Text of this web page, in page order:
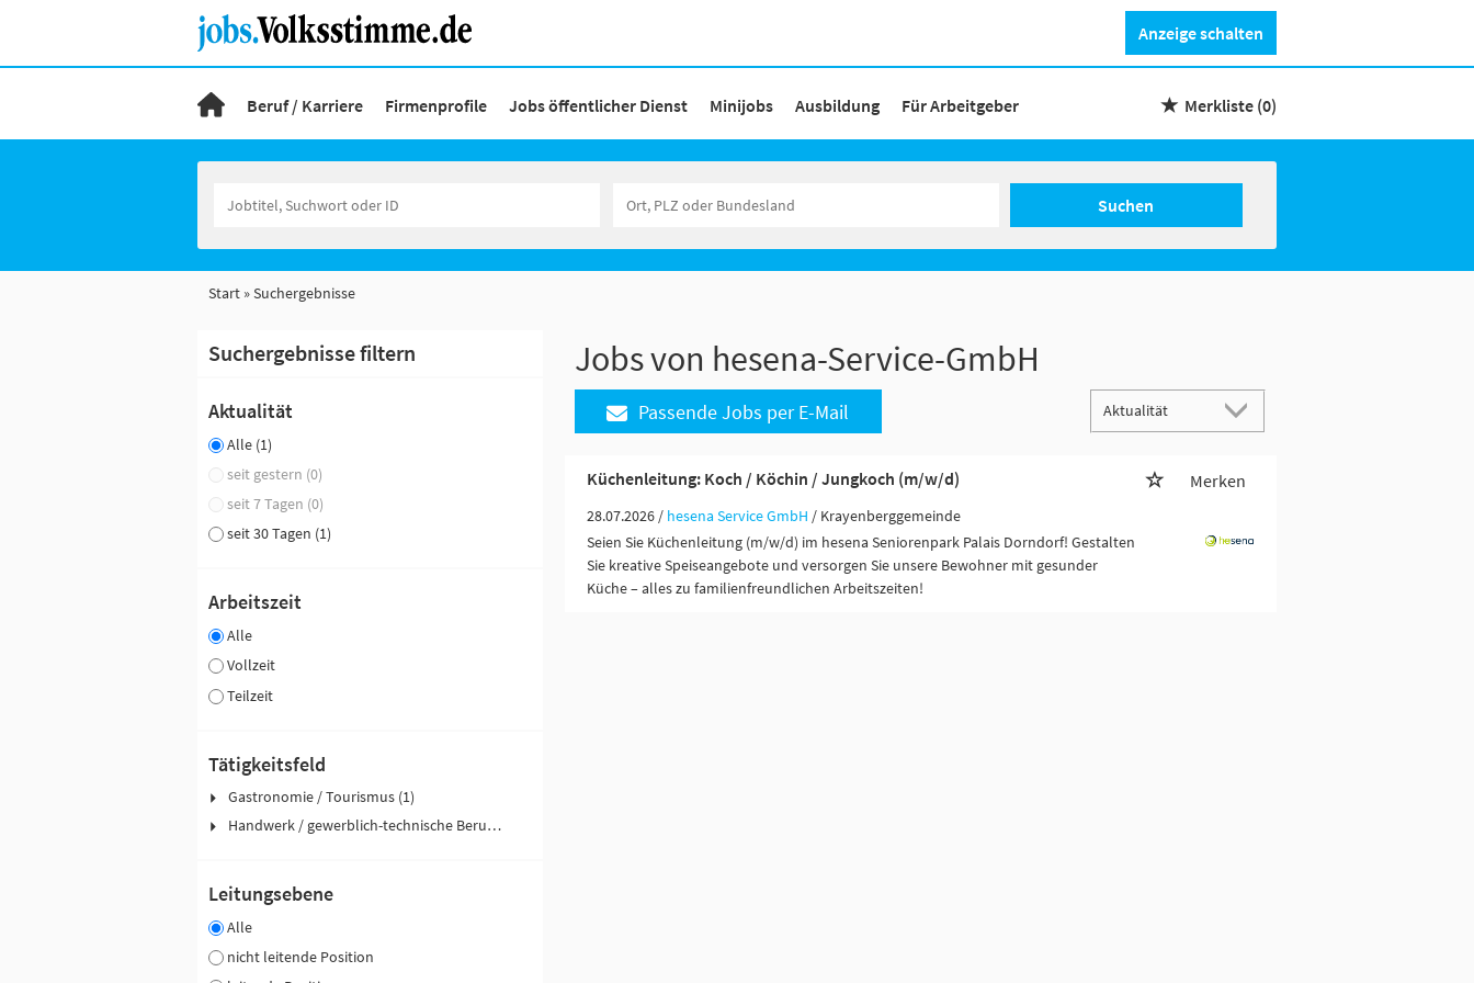
Anzeige schalten
Beruf / Karriere Firmenprofile Jobs öffentlicher Dienst Minijobs Ausbildung Für Arbeitgeber Merkliste (0)
Suchen
Start Suchergebnisse
Suchergebnisse filtern
Aktualität
Alle (1)
seit gestern (0)
seit 7 Tagen (0)
seit 30 Tagen (1)
Arbeitszeit
Alle
Vollzeit
Teilzeit
Tätigkeitsfeld
Gastronomie / Tourismus (1)
Handwerk / gewerblich-technische Berufe (1)
Leitungsebene
Alle
nicht leitende Position
Jobs von hesena-Service-GmbH
Passende Jobs per E-Mail
Küchenleitung: Koch / Köchin / Jungkoch (m/w/d) Merken
28.07.2026 / hesena Service GmbH / Krayenberggemeinde
Seien Sie Küchenleitung (m/w/d) im hesena Seniorenpark Palais Dorndorf! Gestalten
Sie kreative Speiseangebote und versorgen Sie unsere Bewohner mit gesunder
Küche – alles zu familienfreundlichen Arbeitszeiten!